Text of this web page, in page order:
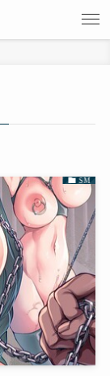
SM